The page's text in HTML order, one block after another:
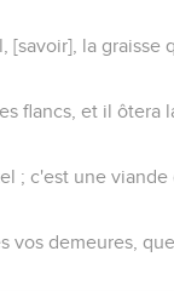
[savoir], la graisse
flancs, et il ôtera
; c'est une
vos demeures,